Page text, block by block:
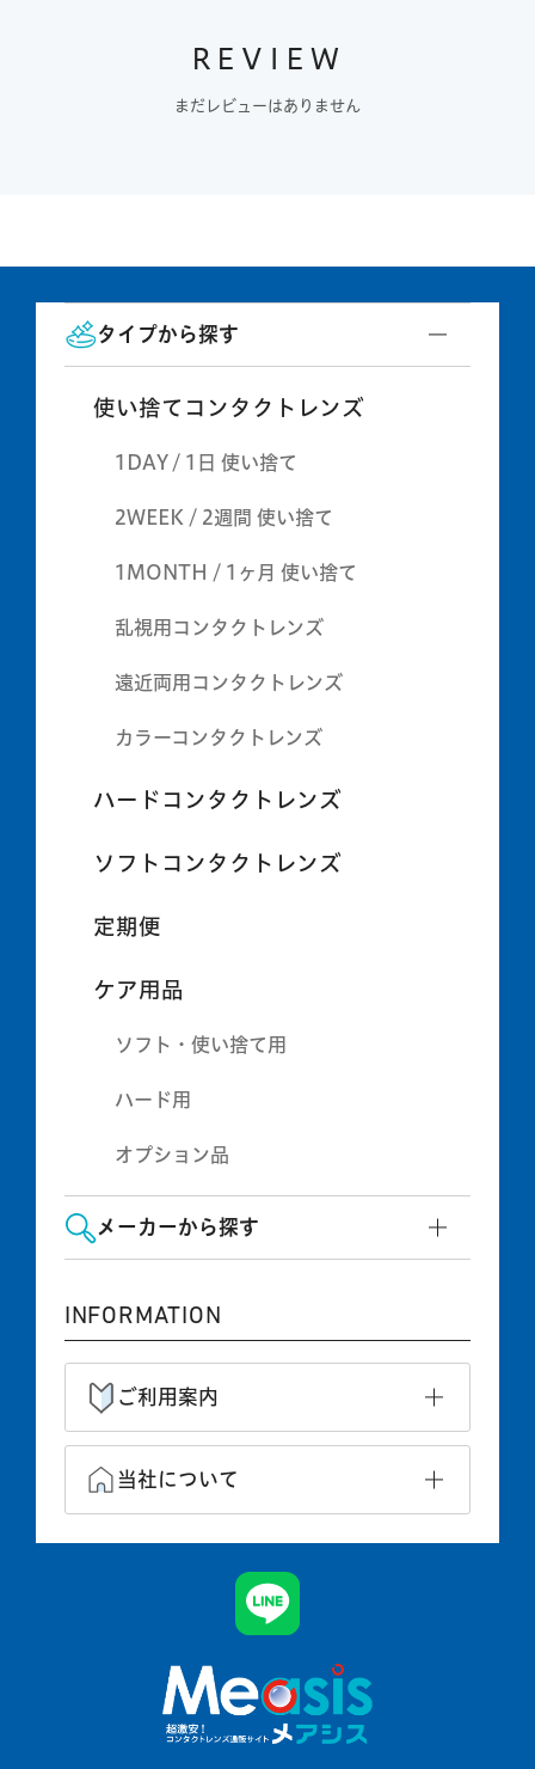
REVIEW
まだレビューはありません
タイプから探す
使い捨てコンタクトレンズ
1DAY / 1日 使い捨て
2WEEK / 2週間 使い捨て
1MONTH / 1ヶ月 使い捨て
乱視用コンタクトレンズ
遠近両用コンタクトレンズ
カラーコンタクトレンズ
ハードコンタクトレンズ
ソフトコンタクトレンズ
定期便
ケア用品
ソフト・使い捨て用
ハード用
オプション品
メーカーから探す
INFORMATION
ご利用案内
当社について